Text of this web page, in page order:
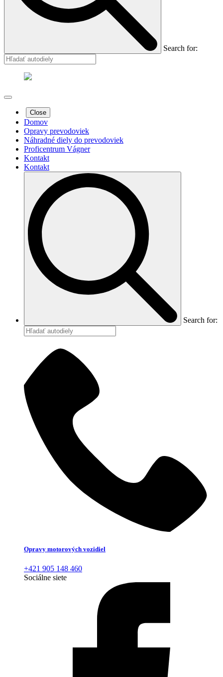
Search for:
Close
Domov
Opravy prevodoviek
Náhradné diely do prevodoviek
Proficentrum Vágner
Kontakt
Kontakt
Search for:
Opravy motorových vozidiel
+421 905 148 460
Sociálne siete